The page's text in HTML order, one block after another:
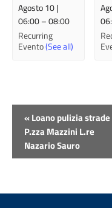
Agosto 10 |
06:00–08:00
Recurring
Evento(See all)
Evento
Navigazione
«Loano pulizia strade
P.zza Mazzini L.re
Nazario Sauro